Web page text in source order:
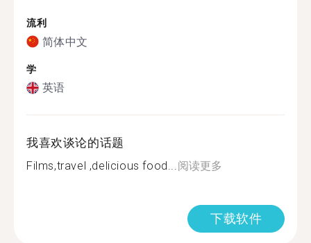
流利
简体中文
学
英语
我喜欢谈论的话题
Films,travel ,delicious food...阅读更多
下载软件